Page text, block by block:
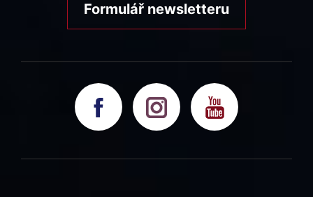
Formulář newsletteru